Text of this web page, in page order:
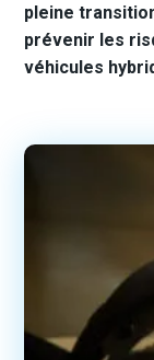
pleine
prévenir les
véhicules